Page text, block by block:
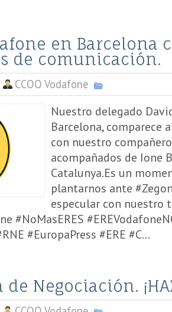
en Barcelona
de comunicación.
CCOO Vodafone
Nuestro delegado
Barcelona, comparece
con nuestro
acompañados de Ione
Catalunya.Es un
plantarnos ante
especular con nuestro
#NoMasERES
#EuropaPress #ERE #C...
Negociación.